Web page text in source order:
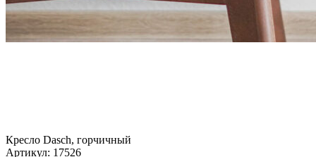
Кресло Dasch, горчичный
Артикул: 17526